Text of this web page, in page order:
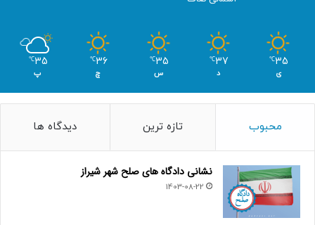
35
℃
ی
37
℃
د
35
℃
س
36
℃
چ
35
℃
پ
محبوب تازه ترین دیدگاه ها
نشانی دادگاه های صلح شهر شیراز
1403-08-22